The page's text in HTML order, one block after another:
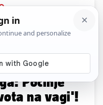
Komentari
prvi
Počinje
na vagi'!